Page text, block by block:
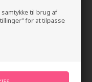
til brug af
for at tilpasse